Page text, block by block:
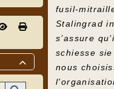

fusil-
Stalingrad
s’assure
schiesse
nous